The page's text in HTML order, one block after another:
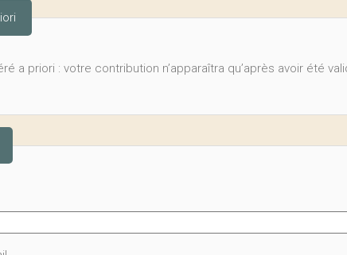
a priori : votre contribution n’apparaîtra qu’après avoir été